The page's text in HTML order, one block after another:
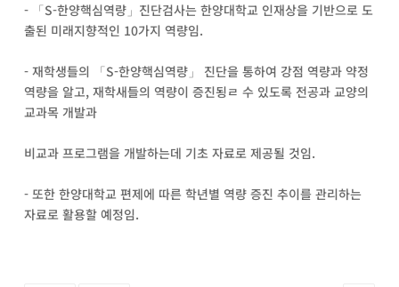
- 「S-한양핵심역량」진단검사는 한양대학교 인재상을 기반으로 도
출된 미래지향적인 10가지 역량임.
- 재학생들의 「S-한양핵심역량」 진단을 통하여 강점 역량과 약정
역량을 알고, 재학새들의 역량이 증진됭ㄹ 수 있도록 전공과 교양의
교과목 개발과
비교과 프로그램을 개발하는데 기초 자료로 제공될 것임.
- 또한 한양대학교 편제에 따른 학년별 역량 증진 추이를 관리하는
자료로 활용할 예정임.